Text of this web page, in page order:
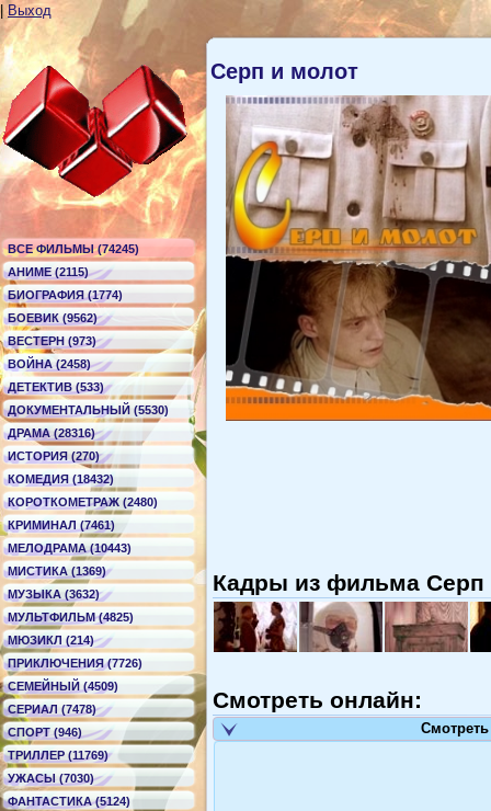
Выход
ВСЕ ФИЛЬМЫ (74245)
АНИМЕ (2115)
БИОГРАФИЯ (1774)
БОЕВИК (9562)
ВЕСТЕРН (973)
ВОЙНА (2458)
ДЕТЕКТИВ (533)
ДОКУМЕНТАЛЬНЫЙ (5530)
ДРАМА (28316)
ИСТОРИЯ (270)
КОМЕДИЯ (18432)
КОРОТКОМЕТРАЖ (2480)
КРИМИНАЛ (7461)
МЕЛОДРАМА (10443)
МИСТИКА (1369)
МУЗЫКА (3632)
МУЛЬТФИЛЬМ (4825)
МЮЗИКЛ (214)
ПРИКЛЮЧЕНИЯ (7726)
СЕМЕЙНЫЙ (4509)
СЕРИАЛ (7478)
СПОРТ (946)
ТРИЛЛЕР (11769)
УЖАСЫ (7030)
ФАНТАСТИКА (5124)
Серп и молот
Кадры из фильма Серп
Смотреть онлайн: